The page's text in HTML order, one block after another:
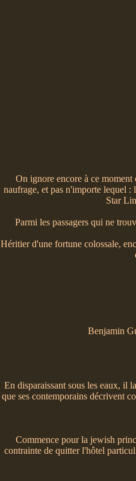
On ignore encore à ce
naufrage, et pas n'importe lequel
Star
Parmi les passagers qui ne
Héritier d'une fortune colossale,
Benjamin
En disparaissant sous les eaux, il
que ses contemporains décrivent
Commence pour la jewish
contrainte de quitter l'hôtel